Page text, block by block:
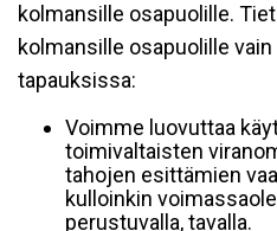
kolmansille osapuolille.
kolmansille osapuolille
tapauksissa:
Voimme luovuttaa
toimivaltaisten
tahojen esittämien
kulloinkin
perustuvalla, tavalla.